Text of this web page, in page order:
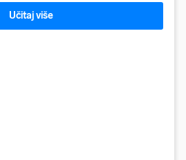
Učitaj više